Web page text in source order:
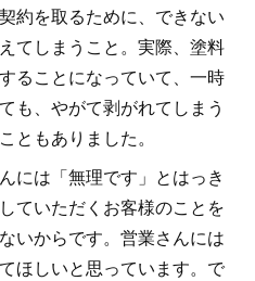
約を取るために、できない
てしまうこと。実際、塗料
ることになっていて、一時
も、やがて剥がれてしまう
ともありました。
には「無理です」とはっき
ていただくお客様のことを
いからです。営業さんには
ほしいと思っています。で